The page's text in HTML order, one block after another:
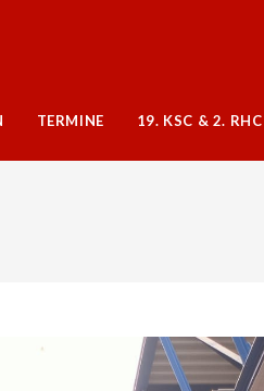
TERMINE 19. KSC & 2. RHC